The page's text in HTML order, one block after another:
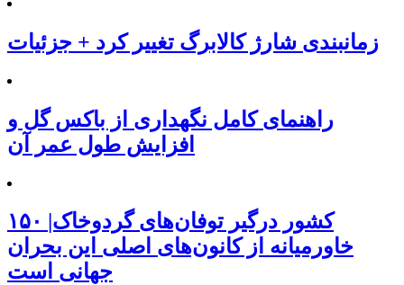
زمانبندی شارژ کالابرگ تغییر کرد + جزئیات
راهنمای کامل نگهداری از باکس گل و
افزایش طول عمر آن
۱۵۰ کشور درگیر توفان‌های گردوخاک|
خاورمیانه از کانون‌های اصلی این بحران
جهانی است